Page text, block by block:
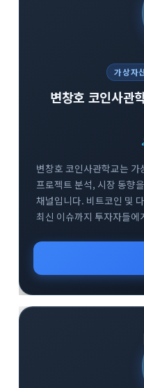
가상자
변창호 코인사
변창호 코인사관학교는
프로젝트 분석, 시장 동향
채널입니다. 비트코인 및
최신 이슈까지 투자자들
태그를 통해 투명하게 채널
흐름을 빠르게 파악하고
투자자분들께 추천합니다.